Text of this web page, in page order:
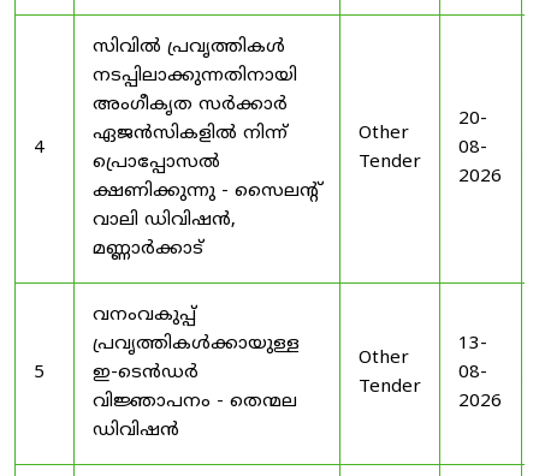
4
സിവിൽ പ്രവൃത്തികൾ
നടപ്പിലാക്കുന്നതിനായി
അംഗീകൃത സർക്കാർ
ഏജൻസികളിൽ നിന്ന്
പ്രൊപ്പോസൽ
ക്ഷണിക്കുന്നു - സൈലന്റ്
വാലി ഡിവിഷൻ,
മണ്ണാർക്കാട്
Other
Tender
20-
08-
2026
5
വനംവകുപ്പ്
പ്രവൃത്തികൾക്കായുള്ള
ഇ-ടെൻഡർ
വിജ്ഞാപനം - തെന്മല
ഡിവിഷൻ
Other
Tender
13-
08-
2026